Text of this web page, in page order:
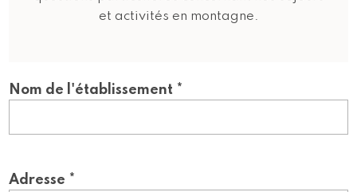
et activités en montagne.
Nom de l'établissement *
Adresse *